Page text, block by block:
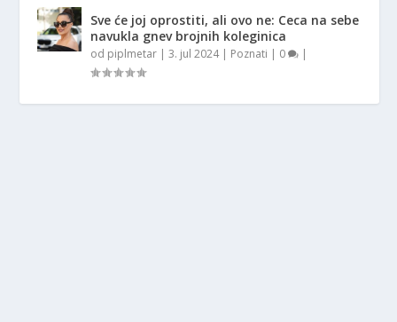
Sve će joj oprostiti, ali ovo ne: Ceca na sebe
navukla gnev brojnih koleginica
od piplmetar |3. jul 2024| Poznati | 0 |